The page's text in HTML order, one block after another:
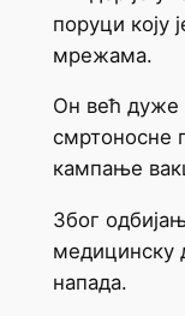
поруци коју
мрежама.
Он већ дуже
смртоносне
кампање
Због
медицинску
напада.